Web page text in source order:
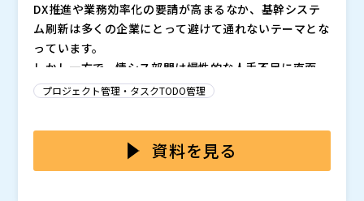
DX推進や業務効率化の要請が高まるなか、基幹システ
ム刷新は多くの企業にとって避けて通れないテーマとな
っています。
しかし一方で、情シス部門は慢性的な人手不足に直面
し、日常運用と並行しながら大規模プロジェクトを推進
題整理、ユーザ部門との調整まで担う――。PMOにかかる
負担は、年々重くなっています。
プロジェクト管理・タスクTODO管理
資料を見る